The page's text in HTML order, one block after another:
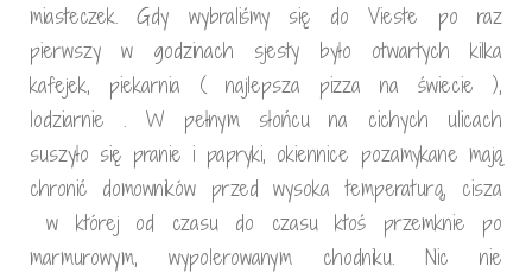
miasteczek. Gdy wybraliśmy się do Vieste po raz
pierwszy w godzinach sjesty było otwartych kilka
kafejek, piekarnia ( najlepsza pizza na świecie ),
lodziarnie . W pełnym słońcu na cichych ulicach
suszyło się pranie i papryki, okiennice pozamykane mają
chronić domowników przed wysoka temperaturą, cisza
w której od czasu do czasu ktoś przemknie po
marmurowym, wypolerowanym chodniku. Nic nie